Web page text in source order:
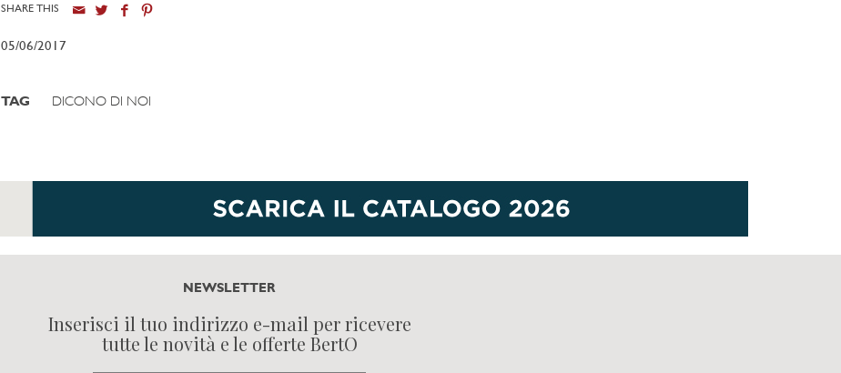
SHARE THIS
05/06/2017
TAG DICONO DI NOI
NEWSLETTER
Inserisci il tuo indirizzo e-mail per ricevere
tutte le novità e le offerte BertO